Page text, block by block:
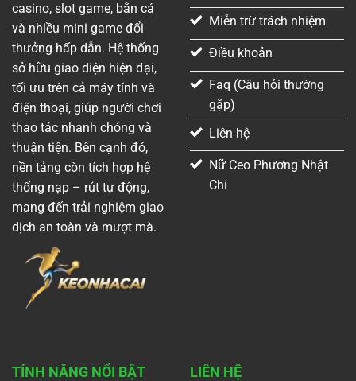
casino, slot game, bắn cá
và nhiều mini game đổi
thưởng hấp dẫn. Hệ thống
sở hữu giao diện hiện đại,
tối ưu trên cả máy tính và
điện thoại, giúp người chơi
thao tác nhanh chóng và
thuận tiện. Bên cạnh đó,
nền tảng còn tích hợp hệ
thống nạp – rút tự động,
mang đến trải nghiệm giao
dịch an toàn và mượt mà.
Miễn trừ trách nhiệm
Điều khoản
Faq (Câu hỏi thường
gặp)
Liên hệ
Nữ Ceo Phương Nhật
Chi
TÍNH NĂNG NỔI BẬT LIÊN HỆ